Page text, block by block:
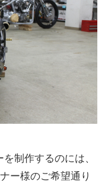
制作するのには、
ー様のご希望通り